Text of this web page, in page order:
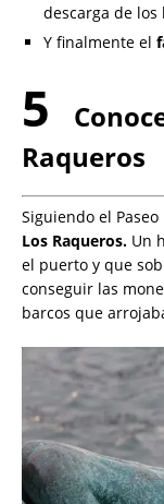
descarga de los
Y finalmente el
5
Raqueros
Siguiendo el
Los Raqueros. Un
el puerto y que
conseguir las
barcos que